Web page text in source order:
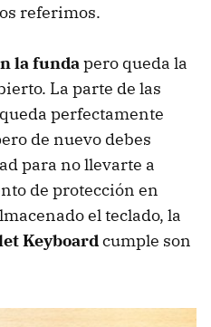
referimos.
la fundapero queda la
La parte de las
perfectamente
de nuevo debes
para no llevarte a
de protección en
el teclado, la
Keyboardcumple son